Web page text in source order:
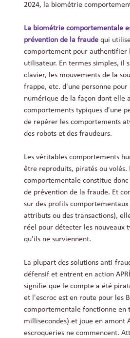
2024, la biométrie
La biométrie comportementale
prévention de la fraude qui
comportement pour authentifier
utilisateur. En termes simples, il
clavier, les mouvements de la
frappe, etc. d'une personne pour
numérique de la façon dont elle
comportements typiques d'une
de repérer les comportements
des robots et des fraudeurs.
Les véritables comportements
être reproduits, piratés ou volés.
comportementale constitue
de prévention de la fraude. Et
sur des profils
attributs ou des transactions),
réel pour détecter les nouveaux
qu'ils ne surviennent.
La plupart des solutions anti-
défensif et entrent en action
signifie que le compte a été
et l'escroc est en route pour les
comportementale fonctionne en
millisecondes) et joue en amont
escroqueries ne commencent.